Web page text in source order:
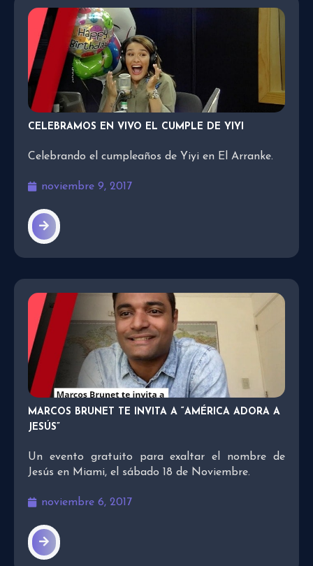
CELEBRAMOS EN VIVO EL CUMPLE DE YIYI
Celebrando el cumpleaños de Yiyi en El Arranke.
noviembre 9, 2017
MARCOS BRUNET TE INVITA A “AMÉRICA ADORA A
JESÚS”
Un evento gratuito para exaltar el nombre de
Jesús en Miami, el sábado 18 de Noviembre.
noviembre 6, 2017